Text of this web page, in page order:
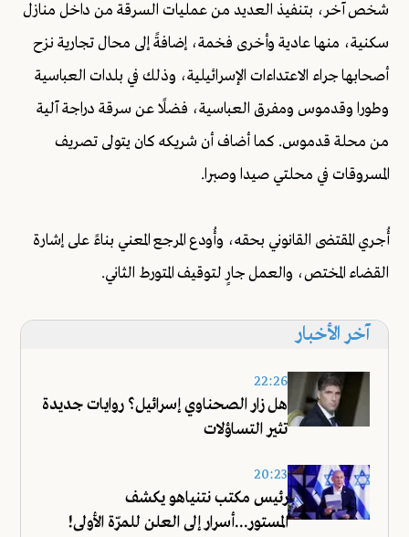
شخص آخر، بتنفيذ العديد من عمليات السرقة من داخل منازل
سكنية، منها عادية وأخرى فخمة، إضافةً إلى محال تجارية نزح
أصحابها جراء الاعتداءات الإسرائيلية، وذلك في بلدات العباسية
وطورا وقدموس ومفرق العباسية، فضلًا عن سرقة دراجة آلية
من محلة قدموس. كما أضاف أن شريكه كان يتولى تصريف
المسروقات في محلتي صيدا وصبرا.
أُجري المقتضى القانوني بحقه، وأُودع المرجع المعني بناءً على إشارة
القضاء المختص، والعمل جارٍ لتوقيف المتورط الثاني.
آخر الأخبار
22:26
هل زار الصحناوي إسرائيل؟ روايات جديدة
تثير التساؤلات
20:23
رئيس مكتب نتنياهو يكشف
المستور...أسرار إلى العلن للمرّة الأولى!